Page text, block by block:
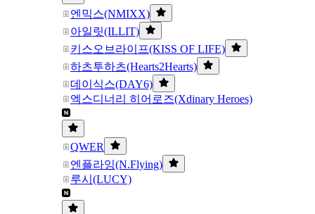
엔믹스(NMIXX)
아일릿(ILLIT)
키스오브라이프(KISS OF LIFE)
하츠투하츠(Hearts2Hearts)
데이식스(DAY6)
엑스디너리 히어로즈(Xdinary Heroes)
QWER
엔플라잉(N.Flying)
루시(LUCY)